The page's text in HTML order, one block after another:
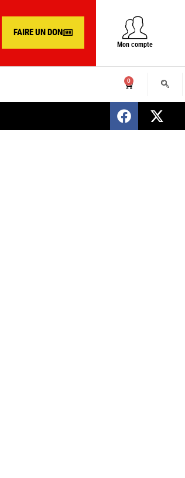
FAIRE UN DON
Mon compte
0
SENEGAL : Nomination d’un nouveau